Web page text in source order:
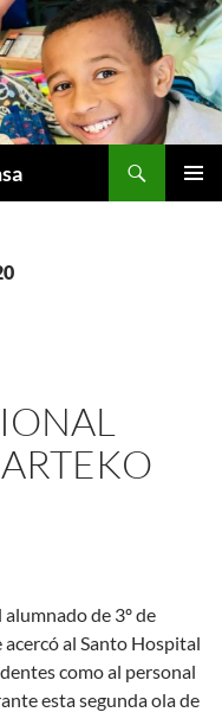
de 3º de
al Santo Hospital
como al personal
esta segunda ola de